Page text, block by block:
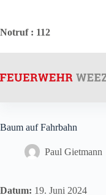
springen
Notruf: 112
Baum auf Fahrbahn
Paul Gietmann
Datum: 19. Juni 2024